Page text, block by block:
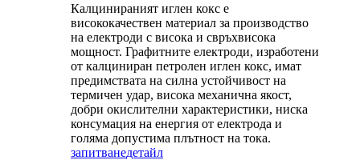
Калцинираният иглен кокс е
висококачествен материал за производство
на електроди с висока и свръхвисока
мощност. Графитните електроди, изработени
от калциниран петролен иглен кокс, имат
предимствата на силна устойчивост на
термичен удар, висока механична якост,
добри окислителни характеристики, ниска
консумация на енергия от електрода и
голяма допустима плътност на тока.
запитванедетайл